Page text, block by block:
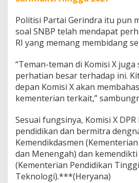
Politisi Partai Gerindra itu pun
soal SNBP telah mendapat
RI yang memang membidang
“Teman-teman di Komisi X
perhatian besar terhadap ini.
depan Komisi X akan
kementerian terkait,”
Sesuai fungsinya, Komisi X
pendidikan dan bermitra
Kemendikdasmen
dan Menengah) dan
(Kementerian Pendidikan
Teknologi).***(Heryana)